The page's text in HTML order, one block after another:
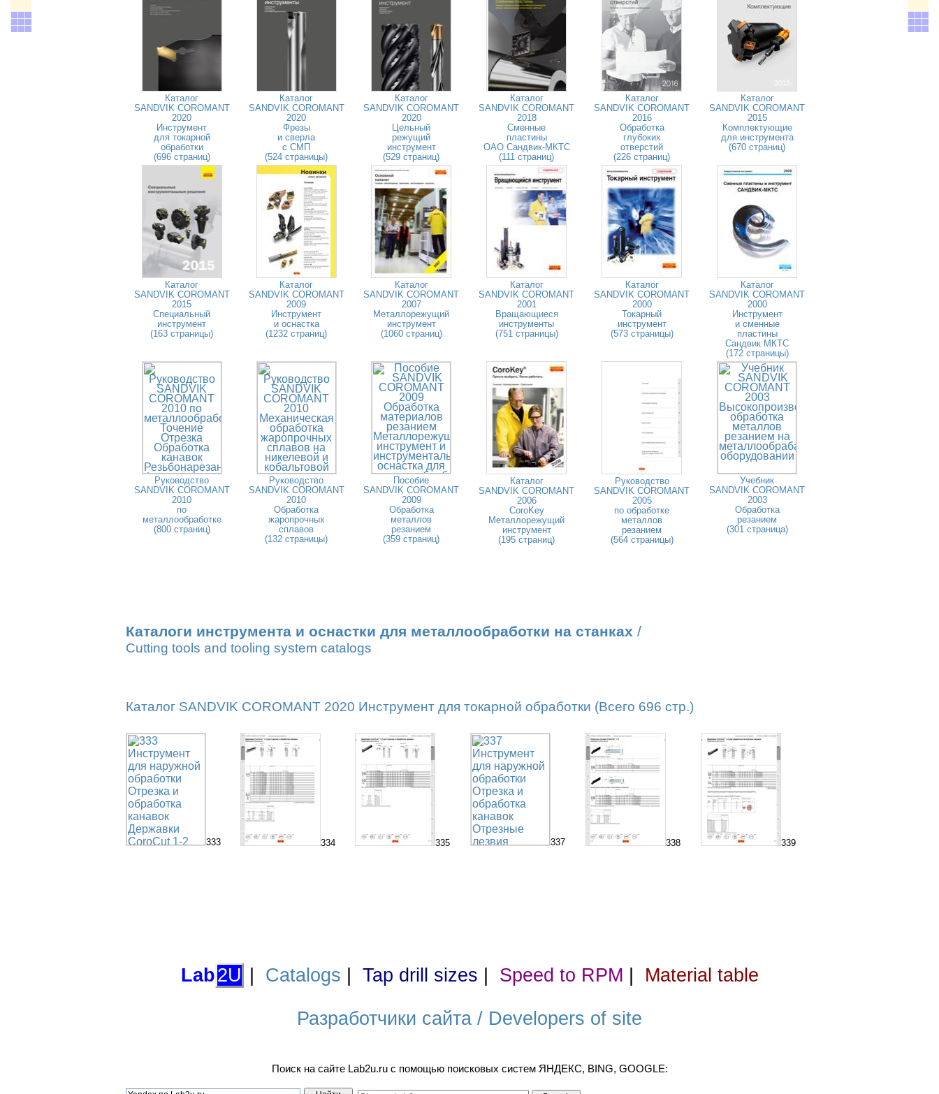
Каталог
SANDVIK COROMANT
2020
Инструмент
для токарной
обработки
(696 страниц)
Каталог
SANDVIK COROMANT
2020
Фрезы
и сверла
с СМП
(524 страницы)
Каталог
SANDVIK COROMANT
2020
Цельный
режущий
инструмент
(529 страниц)
Каталог
SANDVIK COROMANT
2018
Сменные
пластины
ОАО Сандвик-МКТС
(111 страниц)
Каталог
SANDVIK COROMANT
2016
Обработка
глубоких
отверстий
(226 страниц)
Каталог
SANDVIK COROMANT
2015
Комплектующие
для инструмента
(670 страниц)
Каталог
SANDVIK COROMANT
2015
Специальный
инструмент
(163 страницы)
Каталог
SANDVIK COROMANT
2009
Инструмент
и оснастка
(1232 страниц)
Каталог
SANDVIK COROMANT
2007
Металлорежущий
инструмент
(1060 страниц)
Каталог
SANDVIK COROMANT
2001
Вращающиеся
инструменты
(751 страницы)
Каталог
SANDVIK COROMANT
2000
Токарный
инструмент
(573 страницы)
Каталог
SANDVIK COROMANT
2000
Инструмент
и сменные
пластины
Сандвик МКТС
(172 страницы)
Руководство
SANDVIK COROMANT
2010
по
металлообработке
(800 страниц)
Руководство
SANDVIK COROMANT
2010
Обработка
жаропрочных
сплавов
(132 страницы)
Пособие
SANDVIK COROMANT
2009
Обработка
металлов
резанием
(359 страниц)
Каталог
SANDVIK COROMANT
2006
CoroKey
Металлорежущий
инструмент
(195 страниц)
Руководство
SANDVIK COROMANT
2005
по обработке
металлов
резанием
(564 страницы)
Учебник
SANDVIK COROMANT
2003
Обработка
резанием
(301 страница)
Каталоги инструмента и оснастки для металлообработки на станках /
Cutting tools and tooling system catalogs
Каталог SANDVIK COROMANT 2020 Инструмент для токарной обработки (Всего 696 стр.)
333 334 335 337 338 339
Lab2U Catalogs Tap drill sizes Speed to RPM Material table
Разработчики сайта / Developers of site
Поиск на сайте Lab2u.ru с помощью поисковых систем ЯНДЕКС, BING, GOOGLE: